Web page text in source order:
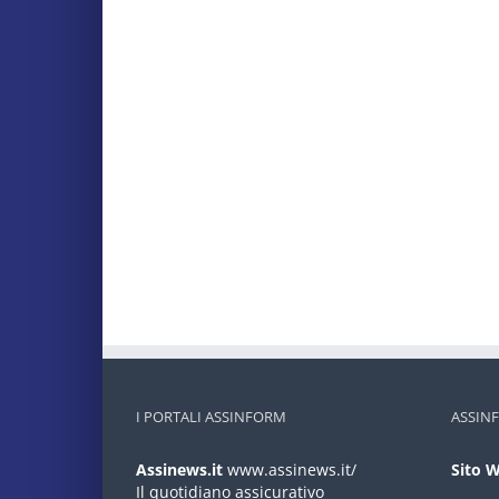
I PORTALI ASSINFORM
Assinews.it www.assinews.it/
Il quotidiano assicurativo
Sito